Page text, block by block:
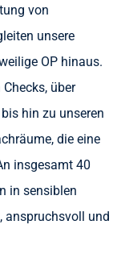
von
unsere
OP hinaus.
über
hin zu unseren
die eine
insgesamt 40
in sensiblen
anspruchsvoll und